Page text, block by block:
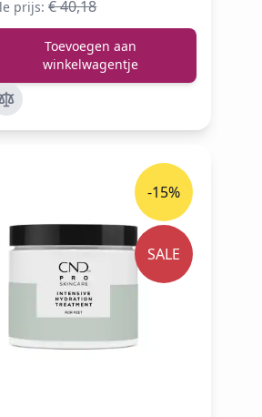
prijs: € 40,18
Toevoegen aan
winkelwagentje
-15%
SALE